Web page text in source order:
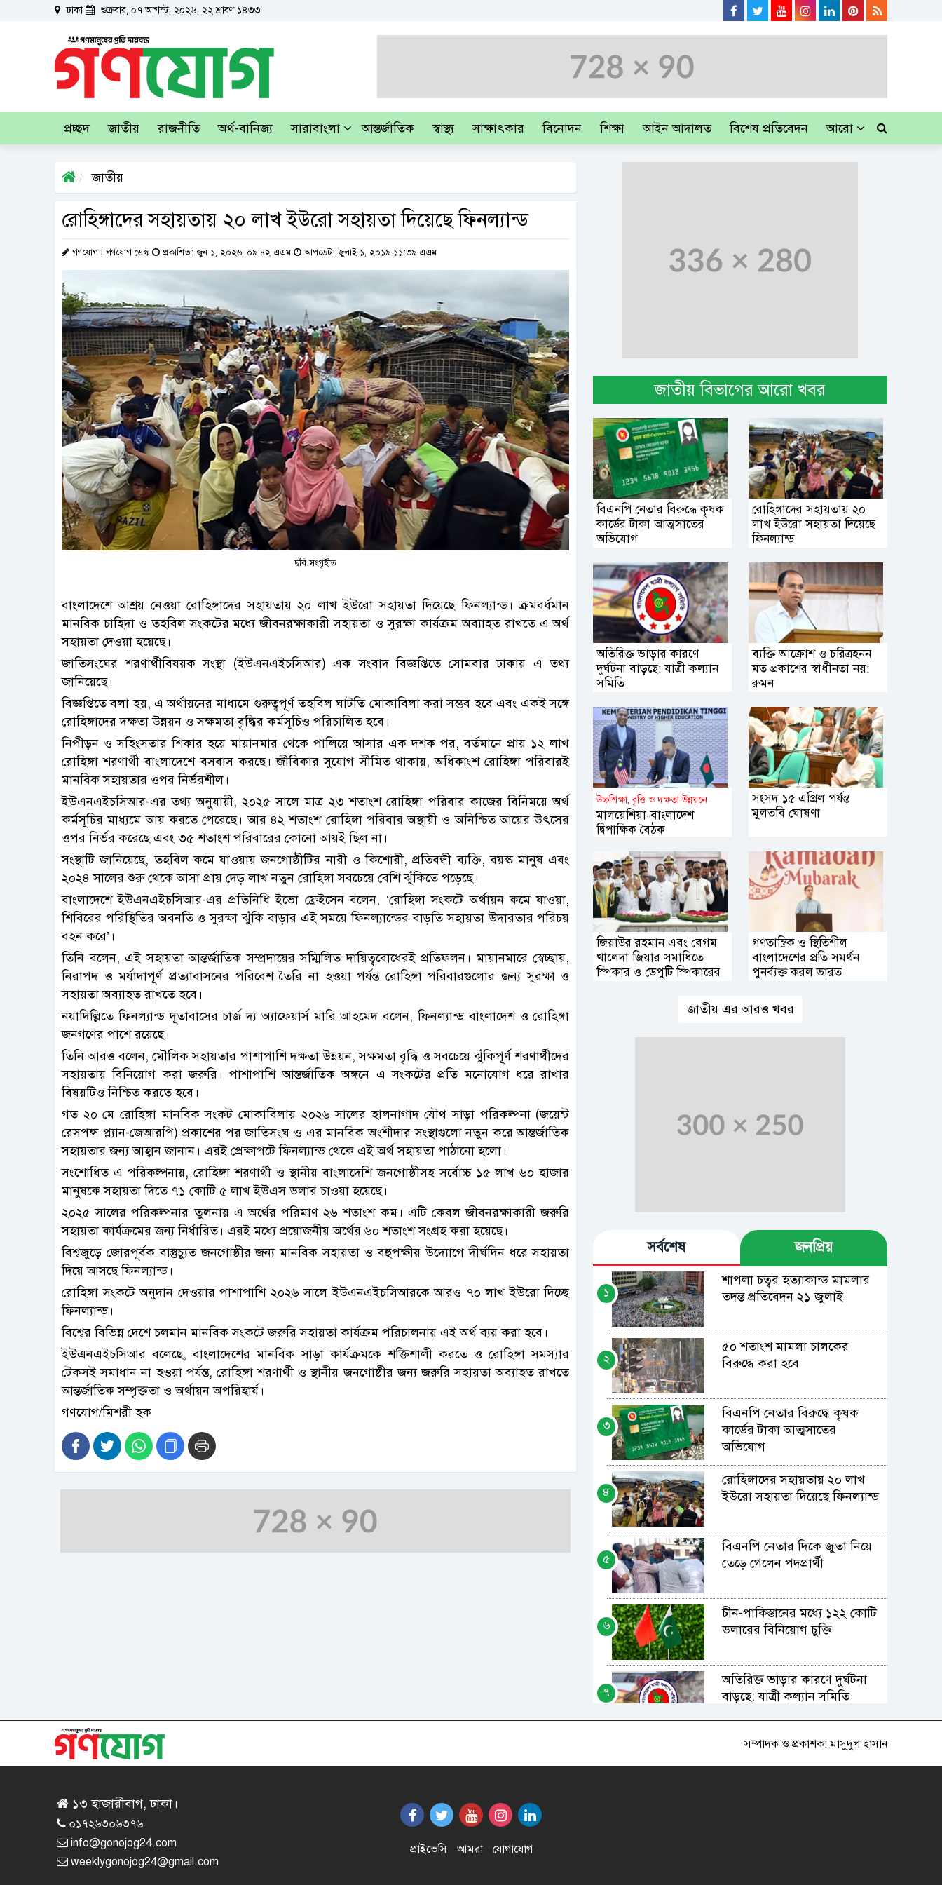
ঢাকা শুক্রবার, ০৭ আগস্ট, ২০২৬, ২২ শ্রাবণ ১৪৩৩
প্রচ্ছদ জাতীয় রাজনীতি অর্থ-বানিজ্য সারাবাংলা আন্তর্জাতিক স্বাস্থ্য সাক্ষাৎকার বিনোদন শিক্ষা আইন আদালত বিশেষ প্রতিবেদন আরো
জাতীয়
রোহিঙ্গাদের সহায়তায় ২০ লাখ ইউরো সহায়তা দিয়েছে ফিনল্যান্ড
গণযোগ | গণযোগ ডেস্ক প্রকাশিত: জুন ১, ২০২৬, ০৯:৪২ এএম আপডেট: জুলাই ১, ২০১৯ ১১:৩৯ এএম
ছবি:সংগৃহীত
বাংলাদেশে আশ্রয় নেওয়া রোহিঙ্গাদের সহায়তায় ২০ লাখ ইউরো সহায়তা দিয়েছে ফিনল্যান্ড। ক্রমবর্ধমান
মানবিক চাহিদা ও তহবিল সংকটের মধ্যে জীবনরক্ষাকারী সহায়তা ও সুরক্ষা কার্যক্রম অব্যাহত রাখতে এ অর্থ
সহায়তা দেওয়া হয়েছে।
জাতিসংঘের শরণার্থীবিষয়ক সংস্থা (ইউএনএইচসিআর) এক সংবাদ বিজ্ঞপ্তিতে সোমবার ঢাকায় এ তথ্য
জানিয়েছে।
বিজ্ঞপ্তিতে বলা হয়, এ অর্থায়নের মাধ্যমে গুরুত্বপূর্ণ তহবিল ঘাটতি মোকাবিলা করা সম্ভব হবে এবং একই সঙ্গে
রোহিঙ্গাদের দক্ষতা উন্নয়ন ও সক্ষমতা বৃদ্ধির কর্মসূচিও পরিচালিত হবে।
নিপীড়ন ও সহিংসতার শিকার হয়ে মায়ানমার থেকে পালিয়ে আসার এক দশক পর, বর্তমানে প্রায় ১২ লাখ
রোহিঙ্গা শরণার্থী বাংলাদেশে বসবাস করছে। জীবিকার সুযোগ সীমিত থাকায়, অধিকাংশ রোহিঙ্গা পরিবারই
মানবিক সহায়তার ওপর নির্ভরশীল।
ইউএনএইচসিআর-এর তথ্য অনুযায়ী, ২০২৫ সালে মাত্র ২৩ শতাংশ রোহিঙ্গা পরিবার কাজের বিনিময়ে অর্থ
কর্মসূচির মাধ্যমে আয় করতে পেরেছে। আর ৪২ শতাংশ রোহিঙ্গা পরিবার অস্থায়ী ও অনিশ্চিত আয়ের উৎসের
ওপর নির্ভর করেছে এবং ৩৫ শতাংশ পরিবারের কোনো আয়ই ছিল না।
সংস্থাটি জানিয়েছে, তহবিল কমে যাওয়ায় জনগোষ্ঠীটির নারী ও কিশোরী, প্রতিবন্ধী ব্যক্তি, বয়স্ক মানুষ এবং
২০২৪ সালের শুরু থেকে আসা প্রায় দেড় লাখ নতুন রোহিঙ্গা সবচেয়ে বেশি ঝুঁকিতে পড়েছে।
বাংলাদেশে ইউএনএইচসিআর-এর প্রতিনিধি ইভো ফ্রেইসেন বলেন, ‘রোহিঙ্গা সংকটে অর্থায়ন কমে যাওয়া,
শিবিরের পরিস্থিতির অবনতি ও সুরক্ষা ঝুঁকি বাড়ার এই সময়ে ফিনল্যান্ডের বাড়তি সহায়তা উদারতার পরিচয়
বহন করে’।
তিনি বলেন, এই সহায়তা আন্তর্জাতিক সম্প্রদায়ের সম্মিলিত দায়িত্ববোধেরই প্রতিফলন। মায়ানমারে স্বেচ্ছায়,
নিরাপদ ও মর্যাদাপূর্ণ প্রত্যাবাসনের পরিবেশ তৈরি না হওয়া পর্যন্ত রোহিঙ্গা পরিবারগুলোর জন্য সুরক্ষা ও
সহায়তা অব্যাহত রাখতে হবে।
নয়াদিল্লিতে ফিনল্যান্ড দূতাবাসের চার্জ দ্য অ্যাফেয়ার্স মারি আহমেদ বলেন, ফিনল্যান্ড বাংলাদেশ ও রোহিঙ্গা
জনগণের পাশে রয়েছে।
তিনি আরও বলেন, মৌলিক সহায়তার পাশাপাশি দক্ষতা উন্নয়ন, সক্ষমতা বৃদ্ধি ও সবচেয়ে ঝুঁকিপূর্ণ শরণার্থীদের
সহায়তায় বিনিয়োগ করা জরুরি। পাশাপাশি আন্তর্জাতিক অঙ্গনে এ সংকটের প্রতি মনোযোগ ধরে রাখার
বিষয়টিও নিশ্চিত করতে হবে।
গত ২০ মে রোহিঙ্গা মানবিক সংকট মোকাবিলায় ২০২৬ সালের হালনাগাদ যৌথ সাড়া পরিকল্পনা (জয়েন্ট
রেসপন্স প্ল্যান-জেআরপি) প্রকাশের পর জাতিসংঘ ও এর মানবিক অংশীদার সংস্থাগুলো নতুন করে আন্তর্জাতিক
সহায়তার জন্য আহ্বান জানান। এরই প্রেক্ষাপটে ফিনল্যান্ড থেকে এই অর্থ সহায়তা পাঠানো হলো।
সংশোধিত এ পরিকল্পনায়, রোহিঙ্গা শরণার্থী ও স্থানীয় বাংলাদেশি জনগোষ্ঠীসহ সর্বোচ্চ ১৫ লাখ ৬০ হাজার
মানুষকে সহায়তা দিতে ৭১ কোটি ৫ লাখ ইউএস ডলার চাওয়া হয়েছে।
২০২৫ সালের পরিকল্পনার তুলনায় এ অর্থের পরিমাণ ২৬ শতাংশ কম। এটি কেবল জীবনরক্ষাকারী জরুরি
সহায়তা কার্যক্রমের জন্য নির্ধারিত। এরই মধ্যে প্রয়োজনীয় অর্থের ৬০ শতাংশ সংগ্রহ করা হয়েছে।
বিশ্বজুড়ে জোরপূর্বক বাস্তুচ্যুত জনগোষ্ঠীর জন্য মানবিক সহায়তা ও বহুপক্ষীয় উদ্যোগে দীর্ঘদিন ধরে সহায়তা
দিয়ে আসছে ফিনল্যান্ড।
রোহিঙ্গা সংকটে অনুদান দেওয়ার পাশাপাশি ২০২৬ সালে ইউএনএইচসিআরকে আরও ৭০ লাখ ইউরো দিচ্ছে
ফিনল্যান্ড।
বিশ্বের বিভিন্ন দেশে চলমান মানবিক সংকটে জরুরি সহায়তা কার্যক্রম পরিচালনায় এই অর্থ ব্যয় করা হবে।
ইউএনএইচসিআর বলেছে, বাংলাদেশের মানবিক সাড়া কার্যক্রমকে শক্তিশালী করতে ও রোহিঙ্গা সমস্যার
টেকসই সমাধান না হওয়া পর্যন্ত, রোহিঙ্গা শরণার্থী ও স্থানীয় জনগোষ্ঠীর জন্য জরুরি সহায়তা অব্যাহত রাখতে
আন্তর্জাতিক সম্পৃক্ততা ও অর্থায়ন অপরিহার্য।
গণযোগ/মিশরী হক
জাতীয় বিভাগের আরো খবর
বিএনপি নেতার বিরুদ্ধে কৃষক
কার্ডের টাকা আত্মসাতের
অভিযোগ
রোহিঙ্গাদের সহায়তায় ২০
লাখ ইউরো সহায়তা দিয়েছে
ফিনল্যান্ড
অতিরিক্ত ভাড়ার কারণে
দুর্ঘটনা বাড়ছে: যাত্রী কল্যান
সমিতি
ব্যক্তি আক্রোশ ও চরিত্রহনন
মত প্রকাশের স্বাধীনতা নয়:
রুমন
উচ্চশিক্ষা, বৃত্তি ও দক্ষতা উন্নয়নে
মালয়েশিয়া-বাংলাদেশ
দ্বিপাক্ষিক বৈঠক
সংসদ ১৫ এপ্রিল পর্যন্ত
মুলতবি ঘোষণা
জিয়াউর রহমান এবং বেগম
খালেদা জিয়ার সমাধিতে
স্পিকার ও ডেপুটি স্পিকারের
গণতান্ত্রিক ও স্থিতিশীল
বাংলাদেশের প্রতি সমর্থন
পুনর্ব্যক্ত করল ভারত
জাতীয় এর আরও খবর
সর্বশেষ জনপ্রিয়
১
শাপলা চত্বর হত্যাকান্ড মামলার
তদন্ত প্রতিবেদন ২১ জুলাই
২
৫০ শতাংশ মামলা চালকের
বিরুদ্ধে করা হবে
৩
বিএনপি নেতার বিরুদ্ধে কৃষক
কার্ডের টাকা আত্মসাতের
অভিযোগ
৪
রোহিঙ্গাদের সহায়তায় ২০ লাখ
ইউরো সহায়তা দিয়েছে ফিনল্যান্ড
৫
বিএনপি নেতার দিকে জুতা নিয়ে
তেড়ে গেলেন পদপ্রার্থী
৬
চীন-পাকিস্তানের মধ্যে ১২২ কোটি
ডলারের বিনিয়োগ চুক্তি
৭
অতিরিক্ত ভাড়ার কারণে দুর্ঘটনা
বাড়ছে: যাত্রী কল্যান সমিতি
ব্যক্তি আক্রোশ ও চরিত্রহনন মত
প্রকাশের স্বাধীনতা নয়: রুমন
সম্পাদক ও প্রকাশক: মাসুদুল হাসান
১৩ হাজারীবাগ, ঢাকা।
০১৭২৬৩০৬৩৭৬
info@gonojog24.com
weeklygonojog24@gmail.com
প্রাইভেসি আমরা যোগাযোগ